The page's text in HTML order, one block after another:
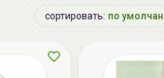
сортировать: по